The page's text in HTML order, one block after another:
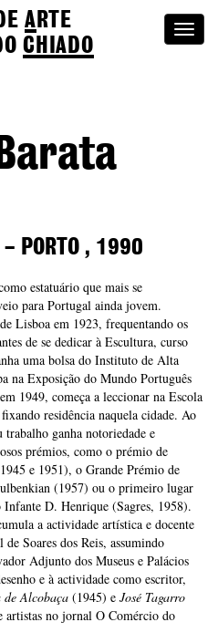
A RTE
CHIADO
– PORTO , 1990
estatuário que mais se
para Portugal ainda jovem.
Lisboa em 1923, frequentando os
de se dedicar à Escultura, curso
uma bolsa do Instituto de Alta
na Exposição do Mundo Português
1949, começa a leccionar na Escola
residência naquela cidade. Ao
trabalho ganha notoriedade e
prémios, como o prémio de
e 1951), o Grande Prémio de
(1957) ou o primeiro lugar
D. Henrique (Sagres, 1958).
a actividade artística e docente
Soares dos Reis, assumindo
Adjunto dos Museus e Palácios
e à actividade como escritor,
Alcobaça (1945) e José Tagarro
artistas no jornal O Comércio do